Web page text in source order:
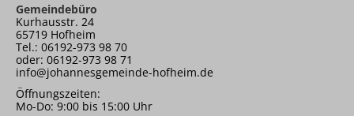
Gemeindebüro
Kurhausstr. 24
65719 Hofheim
Tel.: 06192-973 98 70
oder: 06192-973 98 71
info@johannesgemeinde-hofheim.de
Öffnungszeiten:
Mo-Do: 9:00 bis 15:00 Uhr